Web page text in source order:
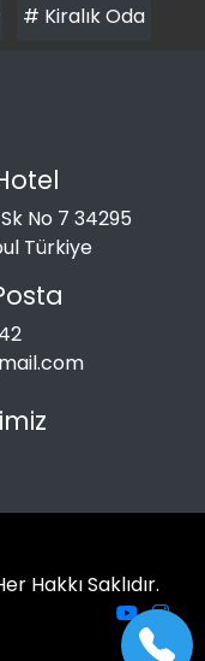
# Kiralık Oda
No 7 34295
Türkiye
Hakkı Saklıdır.